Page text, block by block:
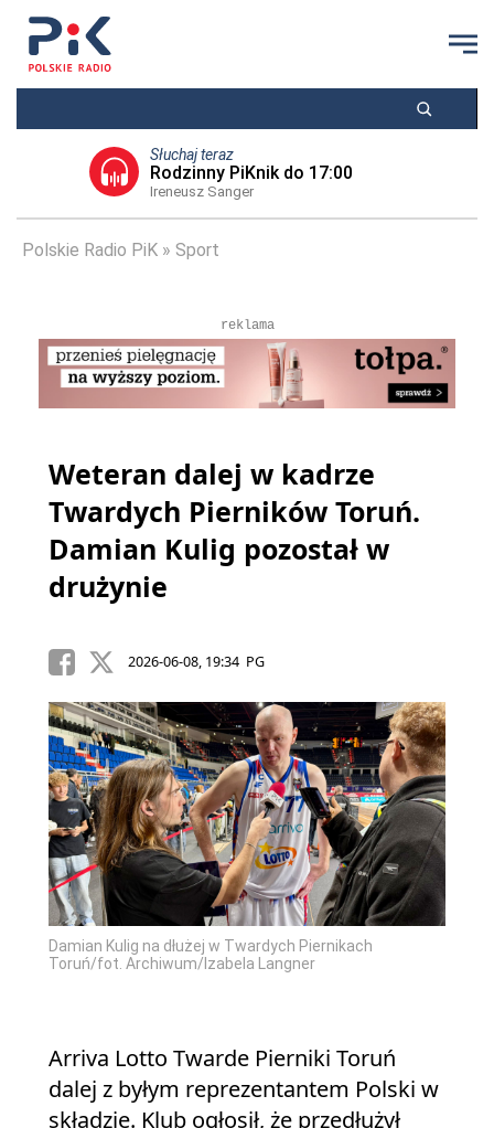
Słuchaj teraz
Rodzinny PiKnik do 17:00
Ireneusz Sanger
Polskie Radio PiK Sport
reklama
Weteran dalej w kadrze
Twardych Pierników Toruń.
Damian Kulig pozostał w
drużynie
2026-06-08, 19:34 PG
Damian Kulig na dłużej w Twardych Piernikach
Toruń/fot. Archiwum/Izabela Langner
Arriva Lotto Twarde Pierniki Toruń
dalej z byłym reprezentantem Polski w
składzie. Klub ogłosił, że przedłużył